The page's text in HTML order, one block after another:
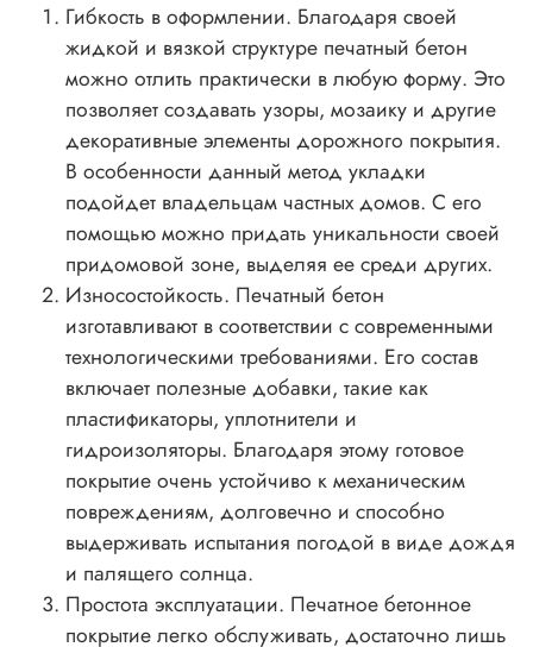
Гибкость в оформлении. Благодаря своей
жидкой и вязкой структуре печатный бетон
можно отлить практически в любую форму. Это
позволяет создавать узоры, мозаику и другие
декоративные элементы дорожного покрытия.
В особенности данный метод укладки
подойдет владельцам частных домов. С его
помощью можно придать уникальности своей
придомовой зоне, выделяя ее среди других.
Износостойкость. Печатный бетон
изготавливают в соответствии с современными
технологическими требованиями. Его состав
включает полезные добавки, такие как
пластификаторы, уплотнители и
гидроизоляторы. Благодаря этому готовое
покрытие очень устойчиво к механическим
повреждениям, долговечно и способно
выдерживать испытания погодой в виде дождя
и палящего солнца.
Простота эксплуатации. Печатное бетонное
покрытие легко обслуживать, достаточно лишь